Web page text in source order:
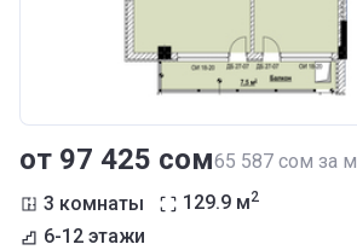
от ‍97 425 сом‍65 587 сом за м
3 комнаты 129.9 м2
6-12 этажи